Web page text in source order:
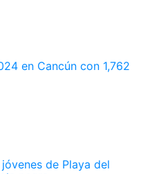
en Cancún con 1,762
de Playa del